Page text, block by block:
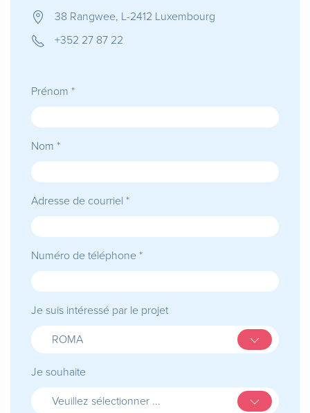
38 Rangwee, L-2412 Luxembourg
+352 27 87 22
Prénom *
Nom *
Adresse de courriel *
Numéro de téléphone *
Je suis intéressé par le projet
ROMA
Je souhaite
Veuillez sélectionner ...